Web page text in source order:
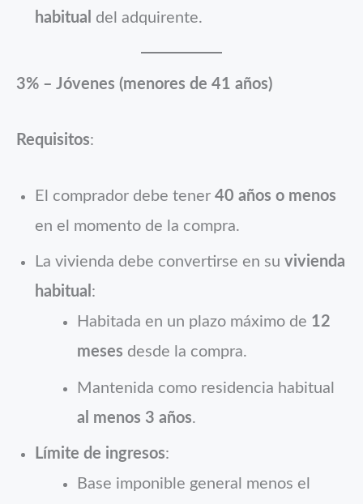
habitual del adquirente.
3% – Jóvenes (menores de 41 años)
Requisitos:
El comprador debe tener 40 años o menos
en el momento de la compra.
La vivienda debe convertirse en su vivienda
habitual :
Habitada en un plazo máximo de 12
meses desde la compra.
Mantenida como residencia habitual
al menos 3 años.
Límite de ingresos:
Base imponible general menos el